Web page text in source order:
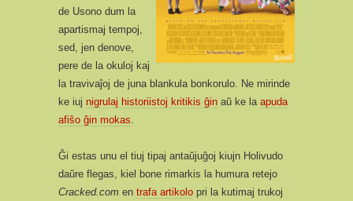
de Usono dum la
apartismaj tempoj,
sed, jen denove,
pere de la okuloj kaj
la travivaĵoj de juna blankula bonkorulo. Ne mirinde
ke iuj nigrulaj historiistoj kritikis ĝin aŭ ke la apuda
afiŝo ĝin mokas.
Ĝi estas unu el tiuj tipaj antaŭjuĝoj kiujn Holivudo
daŭre flegas, kiel bone rimarkis la humura retejo
Cracked.com en trafa artikolo pri la kutimaj trukoj